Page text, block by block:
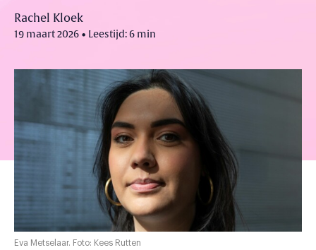
Rachel Kloek
19 maart 2026 • Leestijd: 6 min
Eva Metselaar. Foto: Kees Rutten